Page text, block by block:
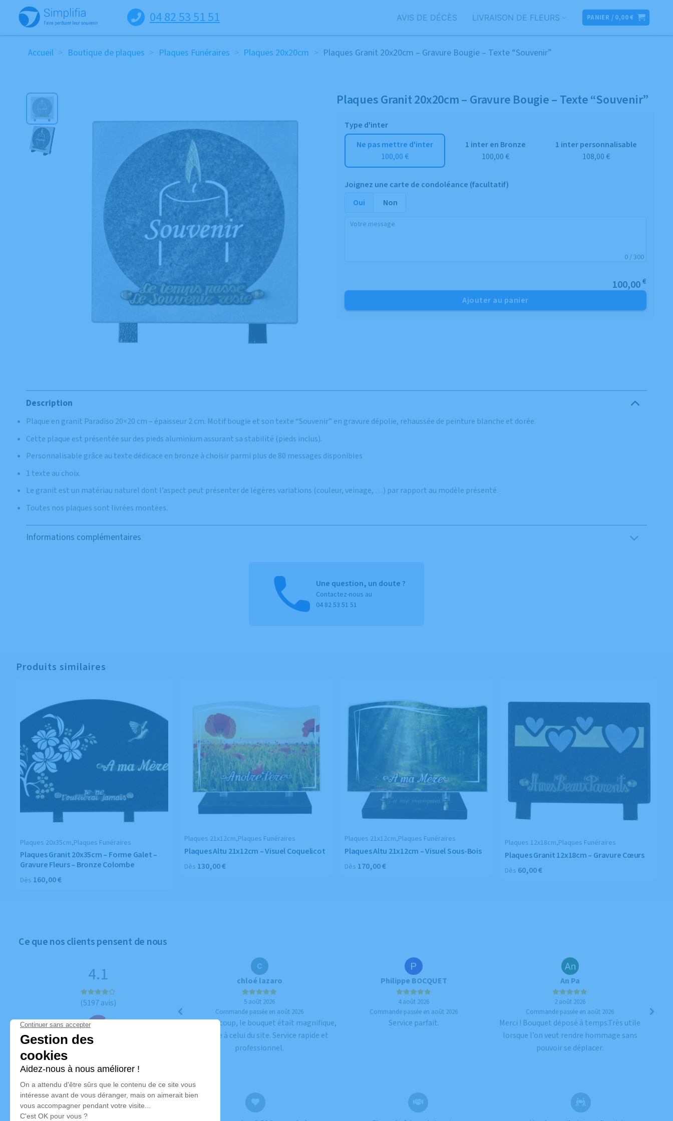
contenu
04 82 53 51 51 AVIS DE DÉCÈS LIVRAISON DE FLEURS PANIER / 0,00€
Accueil Boutique de plaques Plaques Funéraires Plaques 20x20cm Plaques Granit 20x20cm – Gravure Bougie – Texte “Souvenir”
Plaques Granit 20x20cm – Gravure Bougie – Texte “Souvenir”
Type d'inter
Ne pas mettre d'inter
100,00 €
1 inter en Bronze
100,00 €
1 inter personnalisable
108,00 €
Joignez une carte de condoléance (facultatif)
Oui
Non
0 / 300
100,00€
Ajouter au panier
Description
Plaque en granit Paradiso 20×20 cm – épaisseur 2 cm. Motif bougie et son texte “Souvenir” en gravure dépolie, rehaussée de peinture blanche et dorée.
Cette plaque est présentée sur des pieds aluminium assurant sa stabilité (pieds inclus).
Personnalisable grâce au texte dédicace en bronze à choisir parmi plus de 80 messages disponibles
1 texte au choix.
Le granit est un matériau naturel dont l’aspect peut présenter de légères variations (couleur, veinage, …) par rapport au modèle présenté.
Toutes nos plaques sont livrées montées.
Informations complémentaires
Une question, un doute ?
Contactez-nous au
04 82 53 51 51
Produits similaires
Plaques 20x35cm,Plaques Funéraires
Plaques Granit 20x35cm – Forme Galet –
Gravure Fleurs – Bronze Colombe
Dès 160,00€
Plaques 21x12cm,Plaques Funéraires
Plaques Altu 21x12cm – Visuel Coquelicot
Dès 130,00€
Plaques 21x12cm,Plaques Funéraires
Plaques Altu 21x12cm – Visuel Sous-Bois
Dès 170,00€
Plaques 12x18cm,Plaques Funéraires
Plaques Granit 12x18cm – Gravure Cœurs
Dès 60,00€
Ce que nos clients pensent de nous
4.1
(5197 avis)
Tous les avis sont collectés et modérés par
Google. Voir notre
chloé lazaro
5 août 2026
Commande passée en août 2026
Merci beaucoup, le bouquet était magnifique,
identique à celui du site. Service rapide et
professionnel.
Philippe BOCQUET
4 août 2026
Commande passée en août 2026
Service parfait.
An Pa
2 août 2026
Commande passée en août 2026
Merci ! Bouquet déposé à temps.Très utile
lorsque l’on veut rendre hommage sans
pouvoir se déplacer.